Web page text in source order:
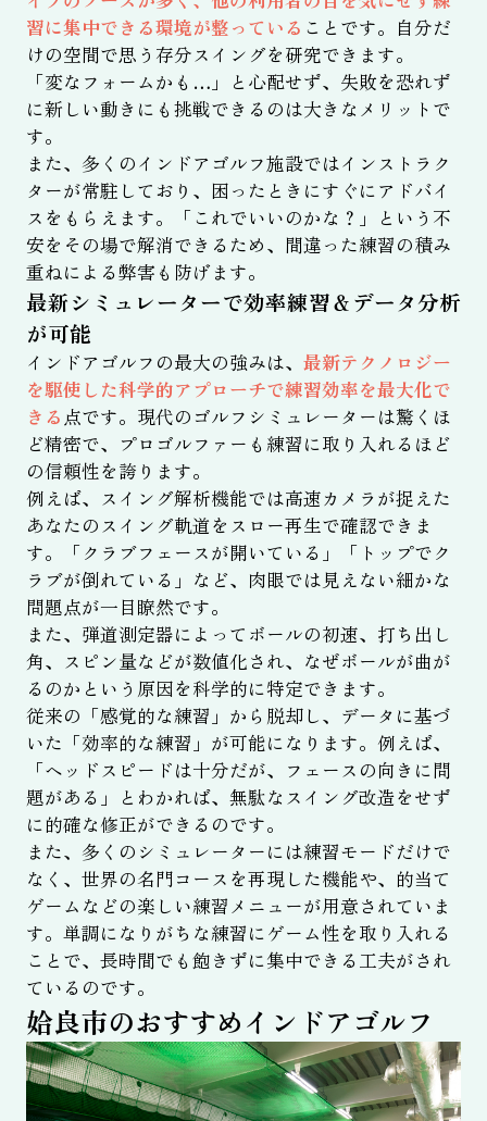
習に集中できる環境が整っている ことです。自分だ
けの空間で思う存分スイングを研究できます。
「変なフォームかも…」と心配せず、失敗を恐れず
に新しい動きにも挑戦できるのは大きなメリットで
す。
また、多くのインドアゴルフ施設ではインストラク
ターが常駐しており、困ったときにすぐにアドバイ
スをもらえます。「これでいいのかな？」という不
安をその場で解消できるため、間違った練習の積み
重ねによる弊害も防げます。
最新シミュレーターで効率練習＆データ分析
が可能
インドアゴルフの最大の強みは、 最新テクノロジー
を駆使した科学的アプローチで練習効率を最大化で
きる 点です。現代のゴルフシミュレーターは驚くほ
ど精密で、プロゴルファーも練習に取り入れるほど
の信頼性を誇ります。
例えば、スイング解析機能では高速カメラが捉えた
あなたのスイング軌道をスロー再生で確認できま
す。「クラブフェースが開いている」「トップでク
ラブが倒れている」など、肉眼では見えない細かな
問題点が一目瞭然です。
また、弾道測定器によってボールの初速、打ち出し
角、スピン量などが数値化され、なぜボールが曲が
るのかという原因を科学的に特定できます。
従来の「感覚的な練習」から脱却し、データに基づ
いた「効率的な練習」が可能になります。例えば、
「ヘッドスピードは十分だが、フェースの向きに問
題がある」とわかれば、無駄なスイング改造をせず
に的確な修正ができるのです。
また、多くのシミュレーターには練習モードだけで
なく、世界の名門コースを再現した機能や、的当て
ゲームなどの楽しい練習メニューが用意されていま
す。単調になりがちな練習にゲーム性を取り入れる
ことで、長時間でも飽きずに集中できる工夫がされ
ているのです。
姶良市のおすすめインドアゴルフ